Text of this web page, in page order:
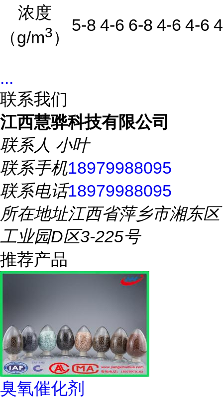
浓度
（g/m3）
5-8 4-6 6-8 4-6 4-6
...
联系我们
江西慧骅科技有限公司
联系人 小叶
联系手机18979988095
联系电话18979988095
所在地址江西省萍乡市湘东区
工业园D区3-225号
推荐产品
臭氧催化剂